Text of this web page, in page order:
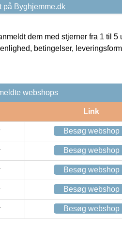
på Byghjemme.dk
dem med stjerner fra 1 til 5
betingelser,
webshops
Link
Besøg webshop
Besøg webshop
Besøg webshop
Besøg webshop
Besøg webshop